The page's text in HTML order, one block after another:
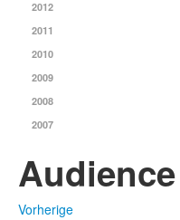
2012
2011
2010
2009
2008
2007
Audience
Vorherige